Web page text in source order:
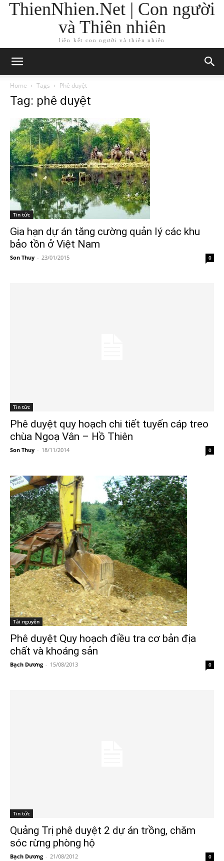
ThienNhien.Net | Con người
và Thiên nhiên
liên kết con người và thiên nhiên
Home Tags Phê duyệt
Tag: phê duyệt
Tin tức
Gia hạn dự án tăng cường quản lý các khu
bảo tồn ở Việt Nam
Son Thuy - 23/01/2015 0
Tin tức
Phê duyệt quy hoạch chi tiết tuyến cáp treo
chùa Ngoạ Vân – Hồ Thiên
Son Thuy - 18/11/2014 0
Tài nguyên
Phê duyệt Quy hoạch điều tra cơ bản địa
chất và khoáng sản
Bạch Dương - 15/08/2013 0
Tin tức
Quảng Trị phê duyệt 2 dự án trồng, chăm
sóc rừng phòng hộ
Bạch Dương - 21/08/2012 0